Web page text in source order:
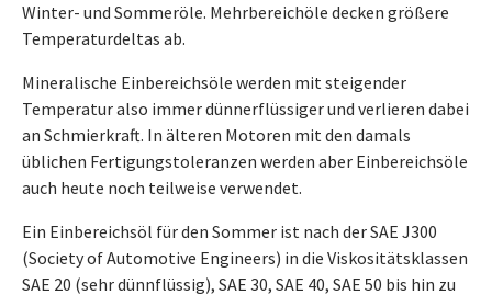
Winter- und Sommeröle. Mehrbereichöle decken größere
Temperaturdeltas ab.
Mineralische Einbereichsöle werden mit steigender
Temperatur also immer dünnerflüssiger und verlieren dabei
an Schmierkraft. In älteren Motoren mit den damals
üblichen Fertigungstoleranzen werden aber Einbereichsöle
auch heute noch teilweise verwendet.
Ein Einbereichsöl für den Sommer ist nach der SAE J300
(Society of Automotive Engineers) in die Viskositätsklassen
SAE 20 (sehr dünnflüssig), SAE 30, SAE 40, SAE 50 bis hin zu